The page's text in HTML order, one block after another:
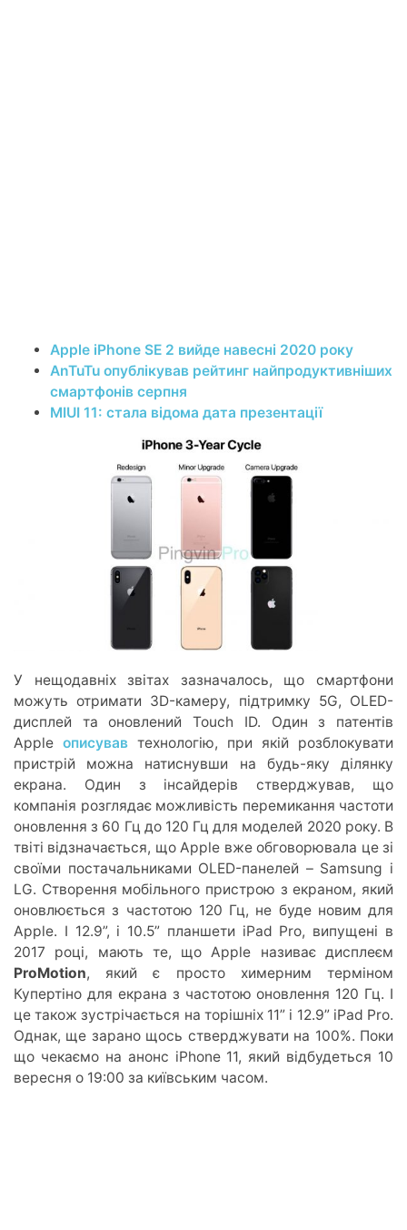
Apple iPhone SE 2 вийде навесні 2020 року
AnTuTu опублікував рейтинг найпродуктивніших
смартфонів серпня
MIUI 11: стала відома дата презентації
У нещодавніх звітах зазначалось, що смартфони
можуть отримати 3D-камеру, підтримку 5G, OLED-
дисплей та оновлений Touch ID. Один з патентів
Apple описував технологію, при якій розблокувати
пристрій можна натиснувши на будь-яку ділянку
екрана. Один з інсайдерів стверджував, що
компанія розглядає можливість перемикання частоти
оновлення з 60 Гц до 120 Гц для моделей 2020 року. В
твіті відзначається, що Apple вже обговорювала це зі
своїми постачальниками OLED-панелей – Samsung і
LG. Створення мобільного пристрою з екраном, який
оновлюється з частотою 120 Гц, не буде новим для
Apple. І 12.9”, і 10.5” планшети iPad Pro, випущені в
2017 році, мають те, що Apple називає дисплеєм
ProMotion, який є просто химерним терміном
Купертіно для екрана з частотою оновлення 120 Гц. І
це також зустрічається на торішніх 11” і 12.9” iPad Pro.
Однак, ще зарано щось стверджувати на 100%. Поки
що чекаємо на анонс iPhone 11, який відбудеться 10
вересня о 19:00 за київським часом.